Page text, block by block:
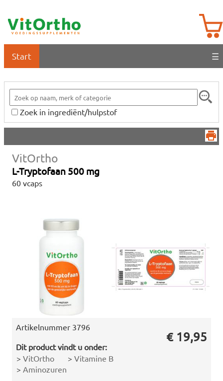
Start ☰
Zoek in ingrediënt/hulpstof
VitOrtho
L-Tryptofaan 500 mg
60 vcaps
Artikelnummer 3796
Dit product vindt u onder:
> VitOrtho > Vitamine B
> Aminozuren
€ 19,95